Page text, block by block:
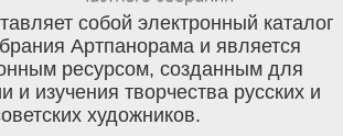
собой электронный каталог
Артпанорама и является
ресурсом, созданным для
и изучения творчества русских и
художников.